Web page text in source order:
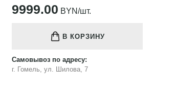
9999.00 BYN/шт.
В КОРЗИНУ
Самовывоз по адресу:
г. Гомель, ул. Шилова, 7